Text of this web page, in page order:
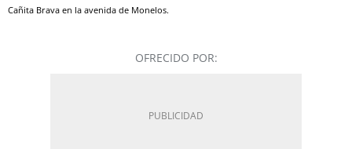
Cañita Brava en la avenida de Monelos.
OFRECIDO POR: